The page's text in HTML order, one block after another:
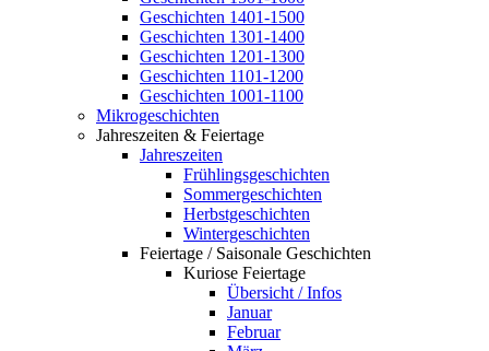
Geschichten 1401-1500
Geschichten 1301-1400
Geschichten 1201-1300
Geschichten 1101-1200
Geschichten 1001-1100
Mikrogeschichten
Jahreszeiten & Feiertage
Jahreszeiten
Frühlingsgeschichten
Sommergeschichten
Herbstgeschichten
Wintergeschichten
Feiertage / Saisonale Geschichten
Kuriose Feiertage
Übersicht / Infos
Januar
Februar